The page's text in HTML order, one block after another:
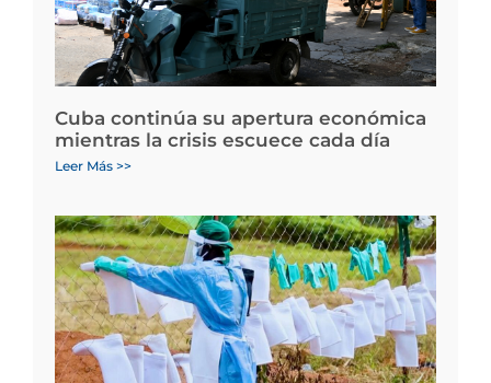
Cuba continúa su apertura económica
mientras la crisis escuece cada día
Leer Más >>